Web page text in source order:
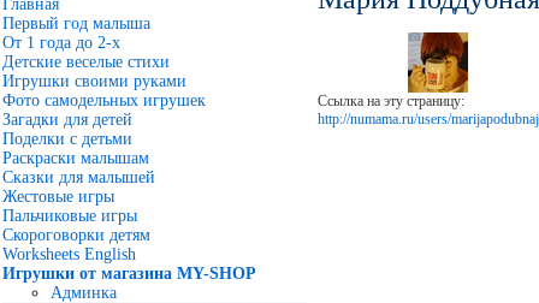
Главная
Первый год малыша
От 1 года до 2-х
Детские веселые стихи
Игрушки своими руками
Фото самодельных игрушек
Загадки для детей
Поделки с детьми
Раскраски малышам
Сказки для малышей
Жестовые игры
Пальчиковые игры
Скороговорки детям
Worksheets English
Игрушки от магазина MY-SHOP
Админка
Ссылка на эту страницу:
http://numama.ru/users/